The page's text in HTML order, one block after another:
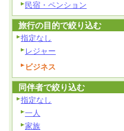
民宿・ペンション
旅行の目的で絞り込む
指定なし
レジャー
ビジネス
同伴者で絞り込む
指定なし
一人
家族